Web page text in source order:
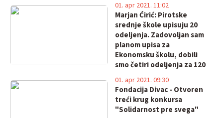
Marjan Ćirić: Pirotske
srednje škole upisuju 20
odeljenja. Zadovoljan sam
planom upisa za
Ekonomsku školu, dobili
smo četiri odeljenja za 120
01. apr 2021. 11:02
Fondacija Divac - Otvoren
treći krug konkursa
"Solidarnost pre svega"
01. apr 2021. 09:30